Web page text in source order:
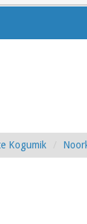
Kogumik